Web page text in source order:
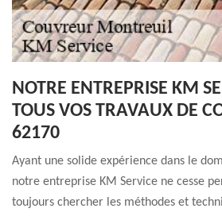
NOTRE ENTREPRISE KM
TOUS VOS TRAVAUX DE
62170
Ayant une solide expérience dans le
notre entreprise KM Service ne cesse
toujours chercher les méthodes et